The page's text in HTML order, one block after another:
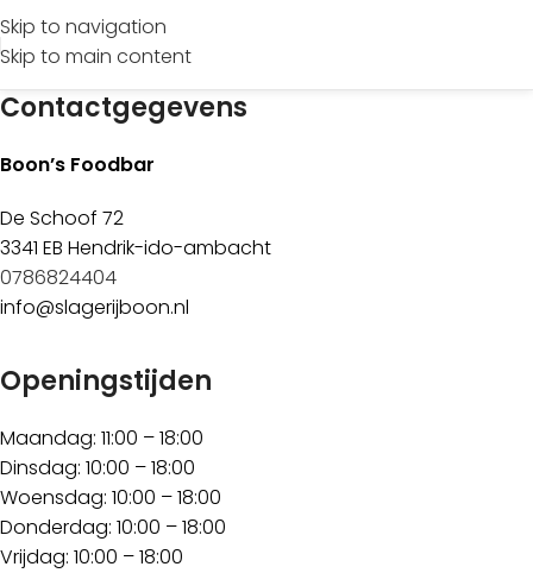
Skip to navigation
Skip to main content
Contactgegevens
Boon’s Foodbar
De Schoof 72
3341 EB Hendrik-ido-ambacht
0786824404
info@slagerijboon.nl
Openingstijden
Maandag: 11:00 – 18:00
Dinsdag: 10:00 – 18:00
Woensdag: 10:00 – 18:00
Donderdag: 10:00 – 18:00
Vrijdag: 10:00 – 18:00